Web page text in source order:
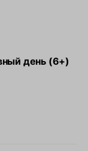
день (6+)